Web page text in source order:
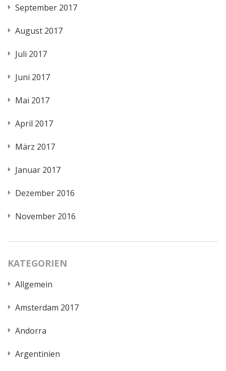
September 2017
August 2017
Juli 2017
Juni 2017
Mai 2017
April 2017
März 2017
Januar 2017
Dezember 2016
November 2016
KATEGORIEN
Allgemein
Amsterdam 2017
Andorra
Argentinien